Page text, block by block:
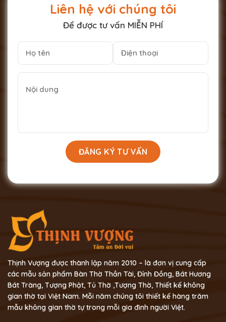
Liên hệ với chúng tôi
Để được tư vấn MIỄN PHÍ
Thịnh Vượng được thành lập năm 2010 – là đơn vị cung cấp
các mẫu sản phẩm Bàn Thờ Thần Tài, Đỉnh Đồng, Bát Hương
Bát Tràng, Tượng Phật, Tủ Thờ ,Tượng Thờ, Thiết kế không
gian thờ tại Việt Nam. Mỗi năm chúng tôi thiết kế hàng trăm
mẫu không gian thờ tự trong mỗi gia đình người Việt.